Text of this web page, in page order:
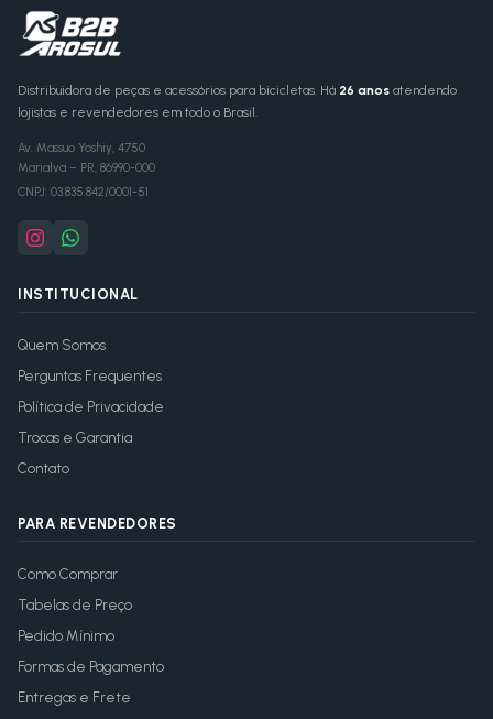
Distribuidora de peças e acessórios para bicicletas. Há 26 anos atendendo
lojistas e revendedores em todo o Brasil.
Av. Massuo Yoshiy, 4750
Marialva – PR, 86990-000
CNPJ: 03.835.842/0001-51
INSTITUCIONAL
Quem Somos
Perguntas Frequentes
Política de Privacidade
Trocas e Garantia
Contato
PARA REVENDEDORES
Como Comprar
Tabelas de Preço
Pedido Mínimo
Formas de Pagamento
Entregas e Frete